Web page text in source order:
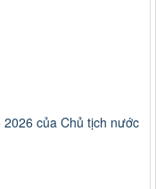
của Chủ tịch nước